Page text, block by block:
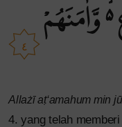
٤
وَّاٰمَنَهُمْ
Allażī aṭ‘amahum min
4. yang telah